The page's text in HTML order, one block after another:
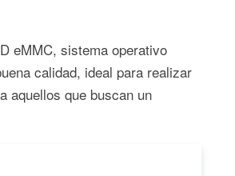
eMMC, sistema operativo
calidad, ideal para realizar
aquellos que buscan un